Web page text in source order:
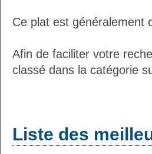
Ce plat est généralement
Afin de faciliter votre
classé dans la catégorie
Liste des